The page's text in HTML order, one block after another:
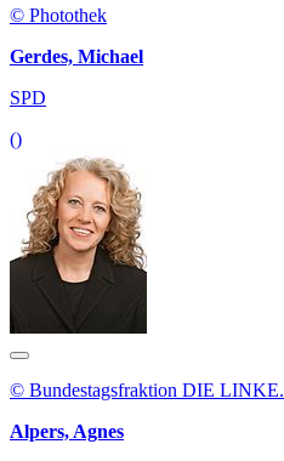
© Photothek
Gerdes, Michael
SPD
()
© Bundestagsfraktion DIE LINKE.
Alpers, Agnes